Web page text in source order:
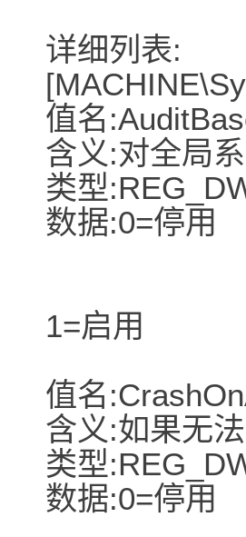
详细列表:
值名
含义:对全局
类型
数据:0=停用
1=启用
值名
含义:如果无
类型
数据:0=停用